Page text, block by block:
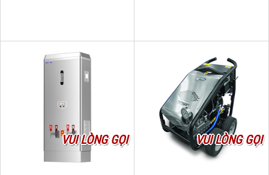
VUI LÒNG GỌI VUI LÒNG GỌI